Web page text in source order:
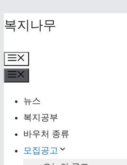
Skip
content
복지나무
뉴스
복지공부
바우처 종류
모집공고